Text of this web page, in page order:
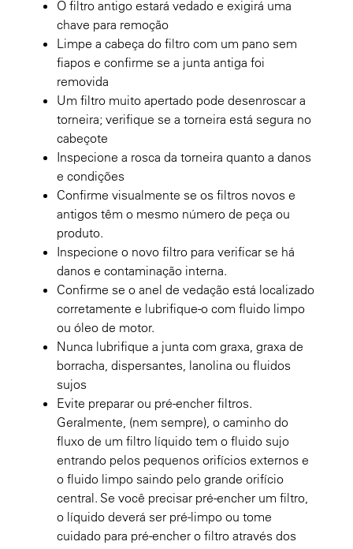
O filtro antigo estará vedado e exigirá uma
chave para remoção
Limpe a cabeça do filtro com um pano sem
fiapos e confirme se a junta antiga foi
removida
Um filtro muito apertado pode desenroscar a
torneira; verifique se a torneira está segura no
cabeçote
Inspecione a rosca da torneira quanto a danos
e condições
Confirme visualmente se os filtros novos e
antigos têm o mesmo número de peça ou
produto.
Inspecione o novo filtro para verificar se há
danos e contaminação interna.
Confirme se o anel de vedação está localizado
corretamente e lubrifique-o com fluido limpo
ou óleo de motor.
Nunca lubrifique a junta com graxa, graxa de
borracha, dispersantes, lanolina ou fluidos
sujos
Evite preparar ou pré-encher filtros.
Geralmente, (nem sempre), o caminho do
fluxo de um filtro líquido tem o fluido sujo
entrando pelos pequenos orifícios externos e
o fluido limpo saindo pelo grande orifício
central. Se você precisar pré-encher um filtro,
o líquido deverá ser pré-limpo ou tome
cuidado para pré-encher o filtro através dos